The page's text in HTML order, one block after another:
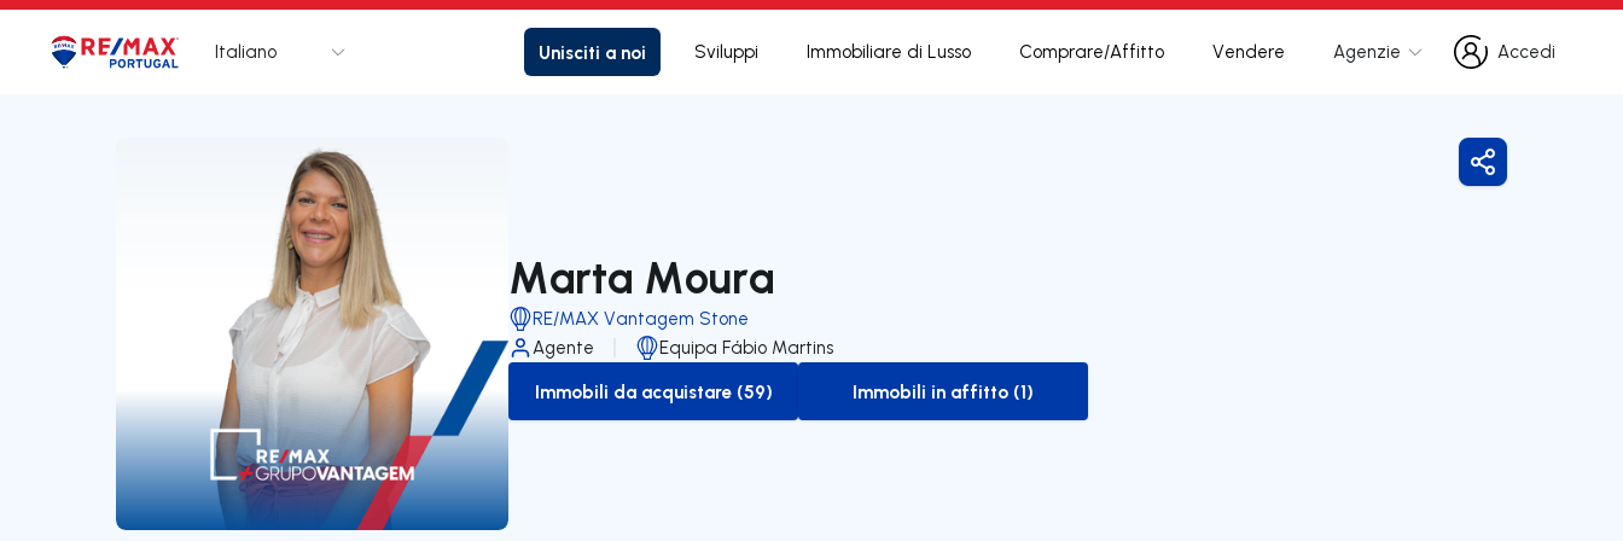
Logo Vai alla homepage
Italiano Unisciti a noi Sviluppi Immobiliare di Lusso Comprare/Affitto Vendere Agenzie
Accedi
Accedi
Marta Moura
RE/MAX Vantagem Stone
Agente
Equipa Fábio Martins
to-buy-listing
Immobili da acquistare (59)
to-rent-listing
Immobili in affitto (1)
Condividi